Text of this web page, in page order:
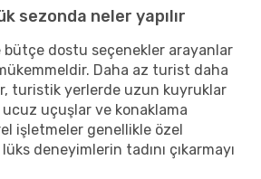
sezonda neler yapılır
bütçe dostu seçenekler arayanlar
Daha az turist daha
turistik yerlerde uzun kuyruklar
ucuz uçuşlar ve konaklama
işletmeler genellikle özel
deneyimlerin tadını çıkarmayı